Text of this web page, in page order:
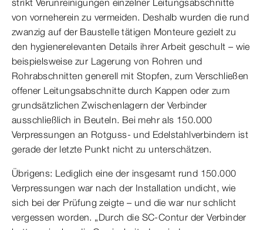
strikt Verunreinigungen einzelner Leitungsabschnitte
von vorneherein zu vermeiden. Deshalb wurden die rund
zwanzig auf der Baustelle tätigen Monteure gezielt zu
den hygienerelevanten Details ihrer Arbeit geschult – wie
beispielsweise zur Lagerung von Rohren und
Rohrabschnitten generell mit Stopfen, zum Verschließen
offener Leitungsabschnitte durch Kappen oder zum
grundsätzlichen Zwischenlagern der Verbinder
ausschließlich in Beuteln. Bei mehr als 150.000
Verpressungen an Rotguss- und Edelstahlverbindern ist
gerade der letzte Punkt nicht zu unterschätzen.
Übrigens: Lediglich eine der insgesamt rund 150.000
Verpressungen war nach der Installation undicht, wie
sich bei der Prüfung zeigte – und die war nur schlicht
vergessen worden. „Durch die SC-Contur der Verbinder